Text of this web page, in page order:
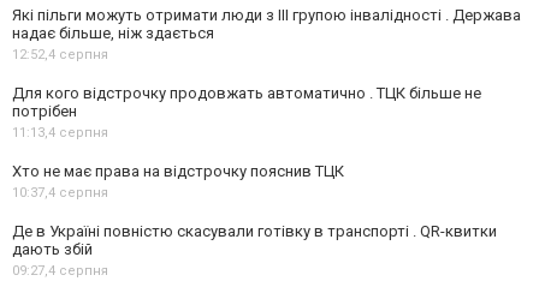
Які пільги можуть отримати люди з III групою інвалідності . Держава
надає більше, ніж здається
12:52,4 серпня
Для кого відстрочку продовжать автоматично . ТЦК більше не
потрібен
11:13,4 серпня
Хто не має права на відстрочку пояснив ТЦК
10:37,4 серпня
Де в Україні повністю скасували готівку в транспорті . QR-квитки
дають збій
09:27,4 серпня